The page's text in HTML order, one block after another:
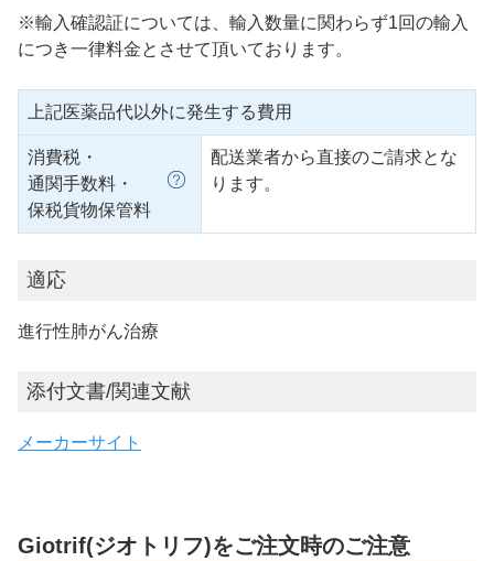
※輸入確認証については、輸入数量に関わらず1回の輸入
につき一律料金とさせて頂いております。
上記医薬品代以外に発生する費用
消費税・
通関手数料・
保税貨物保管料
配送業者から直接のご請求とな
ります。
適応
進行性肺がん治療
添付文書/関連文献
メーカーサイト
Giotrif(ジオトリフ)をご注文時のご注意